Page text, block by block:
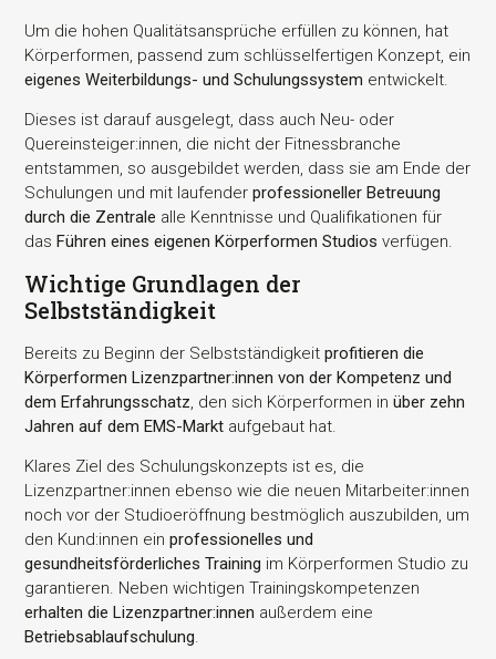
Um die hohen Qualitätsansprüche erfüllen zu können, hat
Körperformen, passend zum schlüsselfertigen Konzept, ein
eigenes Weiterbildungs- und Schulungssystem entwickelt.
Dieses ist darauf ausgelegt, dass auch Neu- oder
Quereinsteiger:innen, die nicht der Fitnessbranche
entstammen, so ausgebildet werden, dass sie am Ende der
Schulungen und mit laufenderprofessioneller Betreuung
durch die Zentrale alle Kenntnisse und Qualifikationen für
das Führen eines eigenen Körperformen Studios verfügen.
Wichtige Grundlagen der
Selbstständigkeit
Bereits zu Beginn der Selbstständigkeitprofitieren die
Körperformen Lizenzpartner:innen von der Kompetenz und
dem Erfahrungsschatz, den sich Körperformen inüber zehn
Jahren auf dem EMS-Markt aufgebaut hat.
Klares Ziel des Schulungskonzepts ist es, die
Lizenzpartner:innen ebenso wie die neuen Mitarbeiter:innen
noch vor der Studioeröffnung bestmöglich auszubilden, um
den Kund:innen einprofessionelles und
gesundheitsförderliches Training im Körperformen Studio zu
garantieren. Neben wichtigen Trainingskompetenzen
erhalten die Lizenzpartner:innen außerdem eine
Betriebsablaufschulung.